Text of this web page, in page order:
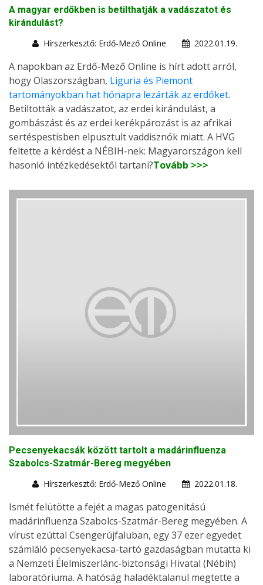
A magyar erdőkben is betilthatják a vadászatot és
kirándulást?
Hírszerkesztő: Erdő-Mező Online
2022.01.19.
A napokban az Erdő-Mező Online is hírt adott arról,
hogy Olaszországban, Liguria és Piemont
tartományokban hat hónapra lezárták az erdőket.
Betiltották a vadászatot, az erdei kirándulást, a
gombászást és az erdei kerékpározást is az afrikai
sertéspestisben elpusztult vaddisznók miatt. A HVG
feltette a kérdést a NÉBIH-nek: Magyarországon kell
hasonló intézkedésektől tartani?Tovább >>>
Pecsenyekacsák között tartolt a madárinfluenza
Szabolcs-Szatmár-Bereg megyében
Hírszerkesztő: Erdő-Mező Online
2022.01.18.
Ismét felütötte a fejét a magas patogenitású
madárinfluenza Szabolcs-Szatmár-Bereg megyében. A
vírust ezúttal Csengerújfaluban, egy 37 ezer egyedet
számláló pecsenyekacsa-tartó gazdaságban mutatta ki
a Nemzeti Élelmiszerlánc-biztonsági Hivatal (Nébih)
laboratóriuma. A hatóság haladéktalanul megtette a